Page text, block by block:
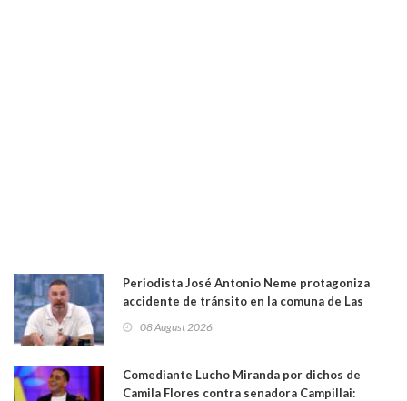
Periodista José Antonio Neme protagoniza
accidente de tránsito en la comuna de Las
08 August 2026
Comediante Lucho Miranda por dichos de
Camila Flores contra senadora Campillai: